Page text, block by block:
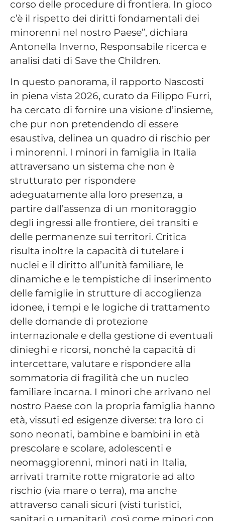
corso delle procedure di frontiera. In gioco
c’è il rispetto dei diritti fondamentali dei
minorenni nel nostro Paese”, dichiara
Antonella Inverno, Responsabile ricerca e
analisi dati di Save the Children.
In questo panorama, il rapporto Nascosti
in piena vista 2026, curato da Filippo Furri,
ha cercato di fornire una visione d’insieme,
che pur non pretendendo di essere
esaustiva, delinea un quadro di rischio per
i minorenni. I minori in famiglia in Italia
attraversano un sistema che non è
strutturato per rispondere
adeguatamente alla loro presenza, a
partire dall’assenza di un monitoraggio
degli ingressi alle frontiere, dei transiti e
delle permanenze sui territori. Critica
risulta inoltre la capacità di tutelare i
nuclei e il diritto all’unità familiare, le
dinamiche e le tempistiche di inserimento
delle famiglie in strutture di accoglienza
idonee, i tempi e le logiche di trattamento
delle domande di protezione
internazionale e della gestione di eventuali
dinieghi e ricorsi, nonché la capacità di
intercettare, valutare e rispondere alla
sommatoria di fragilità che un nucleo
familiare incarna. I minori che arrivano nel
nostro Paese con la propria famiglia hanno
età, vissuti ed esigenze diverse: tra loro ci
sono neonati, bambine e bambini in età
prescolare e scolare, adolescenti e
neomaggiorenni, minori nati in Italia,
arrivati tramite rotte migratorie ad alto
rischio (via mare o terra), ma anche
attraverso canali sicuri (visti turistici,
sanitari o umanitari), così come minori con